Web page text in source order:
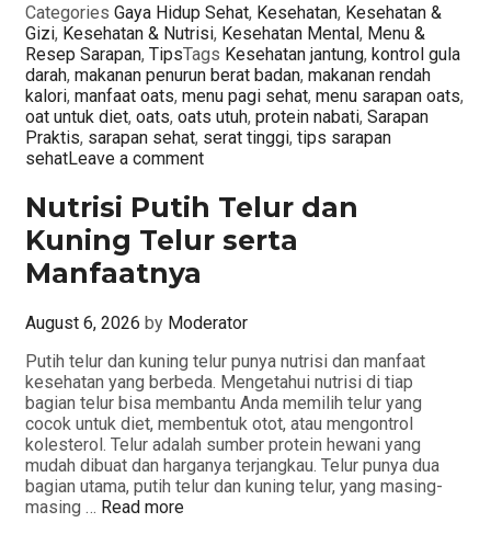
Categories Gaya Hidup Sehat, Kesehatan, Kesehatan &
Gizi, Kesehatan & Nutrisi, Kesehatan Mental, Menu &
Resep Sarapan, TipsTags Kesehatan jantung, kontrol gula
darah, makanan penurun berat badan, makanan rendah
kalori, manfaat oats, menu pagi sehat, menu sarapan oats,
oat untuk diet, oats, oats utuh, protein nabati, Sarapan
Praktis, sarapan sehat, serat tinggi, tips sarapan
sehatLeave a comment
Nutrisi Putih Telur dan
Kuning Telur serta
Manfaatnya
August 6, 2026 by Moderator
Putih telur dan kuning telur punya nutrisi dan manfaat
kesehatan yang berbeda. Mengetahui nutrisi di tiap
bagian telur bisa membantu Anda memilih telur yang
cocok untuk diet, membentuk otot, atau mengontrol
kolesterol. Telur adalah sumber protein hewani yang
mudah dibuat dan harganya terjangkau. Telur punya dua
bagian utama, putih telur dan kuning telur, yang masing-
masing … Read more